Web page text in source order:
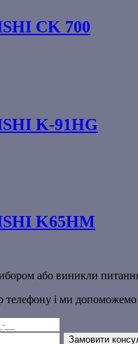
CK 700
K-91HG
K65HM
або виникли
телефону і ми допоможемо